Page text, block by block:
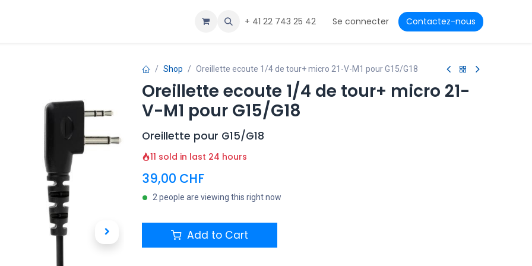
+ 41 22 743 25 42 Se connecter Contactez-nous
Shop Oreillette ecoute 1/4 de tour+ micro 21-V-M1 pour G15/G18
Oreillette ecoute 1/4 de tour+ micro 21-
V-M1 pour G15/G18
Oreillette pour G15/G18
11 sold in last 24 hours
39,00 CHF
2 people are viewing this right now
Add to Cart